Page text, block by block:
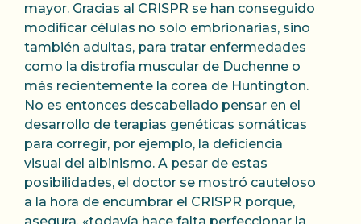
mayor. Gracias al CRISPR se han conseguido
modificar células no solo embrionarias, sino
también adultas, para tratar enfermedades
como la distrofia muscular de Duchenne o
más recientemente la corea de Huntington.
No es entonces descabellado pensar en el
desarrollo de terapias genéticas somáticas
para corregir, por ejemplo, la deficiencia
visual del albinismo. A pesar de estas
posibilidades, el doctor se mostró cauteloso
a la hora de encumbrar el CRISPR porque,